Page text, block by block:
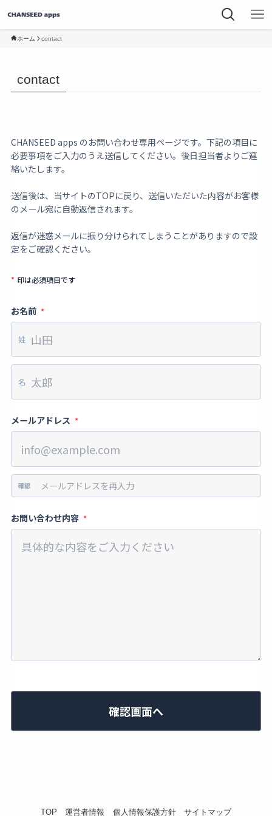
ホーム contact
contact
CHANSEED apps のお問い合わせ専用ページです。下記の項目に
必要事項をご入力のうえ送信してください。後日担当者よりご連
絡いたします。
送信後は、当サイトのTOPに戻り、送信いただいた内容がお客様
のメール宛に自動返信されます。
返信が迷惑メールに振り分けられてしまうことがありますので設
定をご確認ください。
* 印は必須項目です
お名前 *
姓
名
メールアドレス *
確認
お問い合わせ内容 *
確認画面へ
TOP 運営者情報 個人情報保護方針 サイトマップ